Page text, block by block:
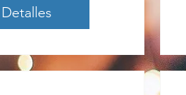
Detalles